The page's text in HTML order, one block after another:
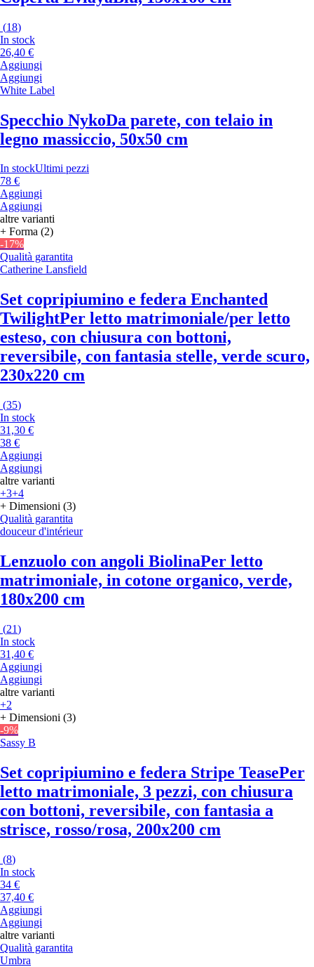
(18)
In stock
26,40 €
Aggiungi
Aggiungi
White Label
Specchio NykoDa parete, con telaio in
legno massiccio, 50x50 cm
In stockUltimi pezzi
78 €
Aggiungi
Aggiungi
altre varianti
+ Forma (2)
-17%
Qualità garantita
Catherine Lansfield
Set copripiumino e federa Enchanted
TwilightPer letto matrimoniale/per letto
esteso, con chiusura con bottoni,
reversibile, con fantasia stelle, verde scuro,
230x220 cm
(35)
In stock
31,30 €
38 €
Aggiungi
Aggiungi
altre varianti
+3+4
+ Dimensioni (3)
Qualità garantita
douceur d'intérieur
Lenzuolo con angoli BiolinaPer letto
matrimoniale, in cotone organico, verde,
180x200 cm
(21)
In stock
31,40 €
Aggiungi
Aggiungi
altre varianti
+2
+ Dimensioni (3)
-9%
Sassy B
Set copripiumino e federa Stripe TeasePer
letto matrimoniale, 3 pezzi, con chiusura
con bottoni, reversibile, con fantasia a
strisce, rosso/rosa, 200x200 cm
(8)
In stock
34 €
37,40 €
Aggiungi
Aggiungi
altre varianti
Qualità garantita
Umbra